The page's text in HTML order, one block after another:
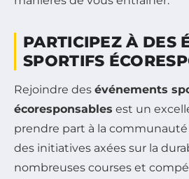
PARTICIPEZ À DES
SPORTIFS
Rejoindre des événements
écoresponsables est un
prendre part à la
des initiatives axées sur la
nombreuses courses et